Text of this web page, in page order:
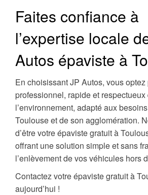
Faites confiance à
l’expertise locale
Autos épaviste à
En choisissant JP Autos, vous
professionnel, rapide et respectueux
l’environnement, adapté aux
Toulouse et de son agglomération.
d’être votre épaviste gratuit à
offrant une solution simple et sans
l’enlèvement de vos véhicules hors
Contactez votre épaviste gratuit à
aujourd’hui !